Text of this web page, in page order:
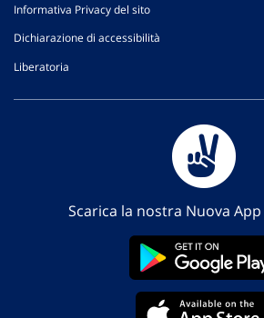
Informativa Privacy del sito
Dichiarazione di accessibilità
Liberatoria
Scarica la nostra Nuova